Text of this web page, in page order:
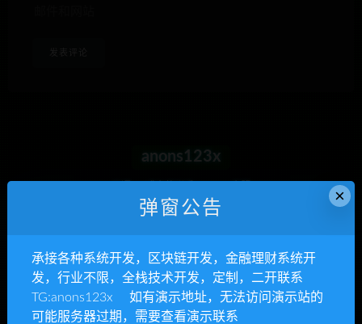
anons123x
承接各种系统开发
×
弹窗公告
承接各种系统开发，区块链开发，金融理财系统开
发，行业不限，全栈技术开发，定制，二开联系
TG:anons123x 如有演示地址，无法访问演示站的
可能服务器过期，需要查看演示联系